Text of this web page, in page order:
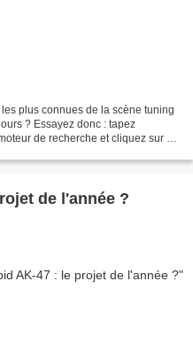
plus connues de la scène tuning
? Essayez donc : tapez
de recherche et cliquez sur la
de l'année ?